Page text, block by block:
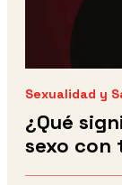
Sexualidad y
¿Qué
sexo con